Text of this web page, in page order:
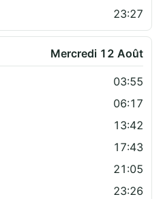
23:27
Mercredi 12 Août
03:55
06:17
13:42
17:43
21:05
23:26